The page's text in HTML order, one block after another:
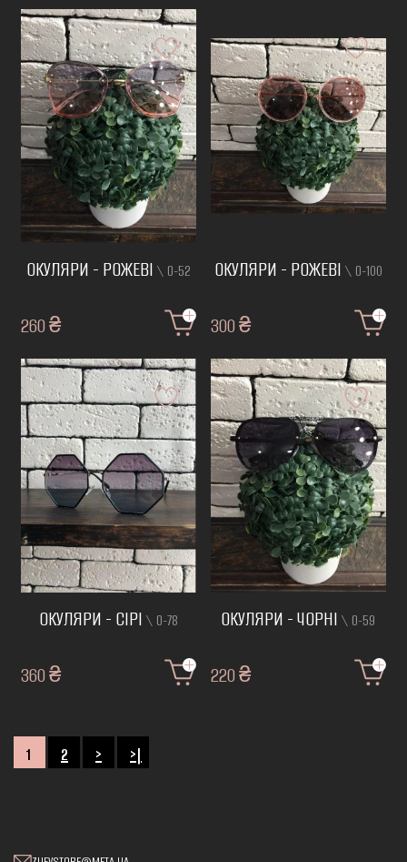
ОКУЛЯРИ - РОЖЕВІ \ О-52
260 ₴
ОКУЛЯРИ - РОЖЕВІ \ О-100
300 ₴
ОКУЛЯРИ - СІРІ \ О-78
360 ₴
ОКУЛЯРИ - ЧОРНІ \ О-59
220 ₴
1 2 > >|